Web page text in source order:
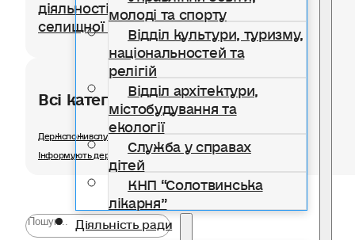
молоді та спорту
Відділ культури, туризму,
національностей та
релігій
Відділ архітектури,
містобудування та
екології
Служба у справах
дітей
КНП “Солотвинська
лікарня”
Діяльність ради
селищної територіальної громади
Всі категорії розділу
Держспоживслужби в Івано-Франківській області інформує
Інформують державні органи